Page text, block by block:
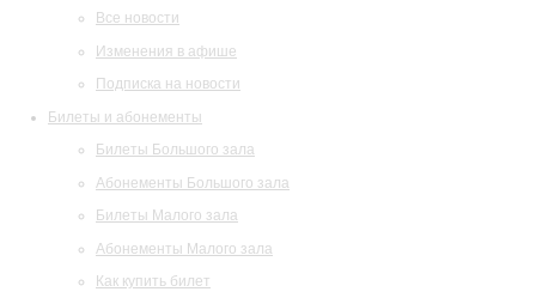
Все новости
Изменения в афише
Подписка на новости
Билеты и абонементы
Билеты Большого зала
Абонементы Большого зала
Билеты Малого зала
Абонементы Малого зала
Как купить билет